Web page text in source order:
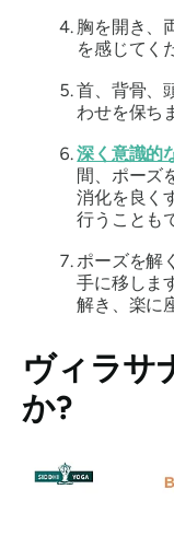
胸を開き、
を感じてく
首、背骨、
わせを保ち
深く意識的
間、ポーズ
消化を良く
行うことも
ポーズを解
手に移しま
解き、楽に
ヴィラサ
か?